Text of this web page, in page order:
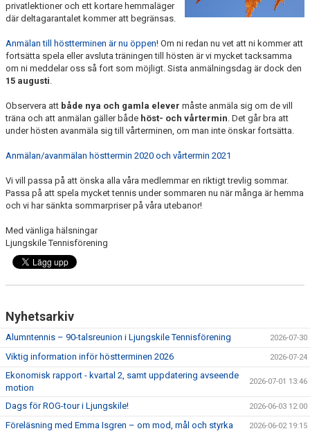
privatlektioner och ett kortare hemmaläger
där deltagarantalet kommer att begränsas.
Anmälan till höstterminen är nu öppen! Om ni redan nu vet att ni kommer att
fortsätta spela eller avsluta träningen till hösten är vi mycket tacksamma
om ni meddelar oss så fort som möjligt. Sista anmälningsdag är dock den
15 augusti.
Observera att både nya och gamla elever måste anmäla sig om de vill
träna och att anmälan gäller både höst- och vårtermin. Det går bra att
under hösten avanmäla sig till vårterminen, om man inte önskar fortsätta.
Anmälan/avanmälan hösttermin 2020 och vårtermin 2021
Vi vill passa på att önska alla våra medlemmar en riktigt trevlig sommar.
Passa på att spela mycket tennis under sommaren nu när många är hemma
och vi har sänkta sommarpriser på våra utebanor!
Med vänliga hälsningar
Ljungskile Tennisförening
Nyhetsarkiv
Alumntennis – 90-talsreunion i Ljungskile Tennisförening 2026-07-30
Viktig information inför höstterminen 2026 2026-07-24
Ekonomisk rapport - kvartal 2, samt uppdatering avseende
motion
2026-07-01 13:46
Dags för ROG-tour i Ljungskile! 2026-06-03 12:00
Föreläsning med Emma Isgren – om mod, mål och styrka 2026-06-02 19:15